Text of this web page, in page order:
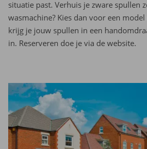
situatie past. Verhuis je zware spullen
wasmachine? Kies dan voor een
krijg je jouw spullen in een
in. Reserveren doe je via de website.